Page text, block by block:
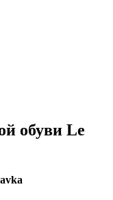
обуви Le